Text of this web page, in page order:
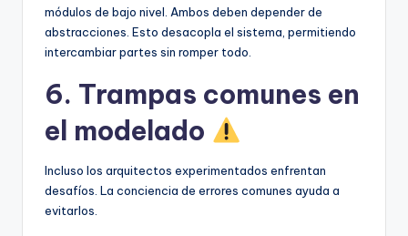
módulos de bajo nivel. Ambos deben depender de
abstracciones. Esto desacopla el sistema, permitiendo
intercambiar partes sin romper todo.
6. Trampas comunes en
el modelado
Incluso los arquitectos experimentados enfrentan
desafíos. La conciencia de errores comunes ayuda a
evitarlos.